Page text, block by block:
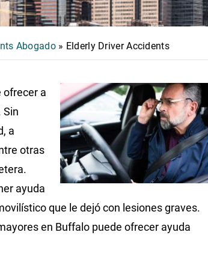
Abogado» Elderly Driver Accidents
ofrecer a
Sin
a
otras
ayuda
que le dejó con lesiones graves.
en Buffalo puede ofrecer ayuda